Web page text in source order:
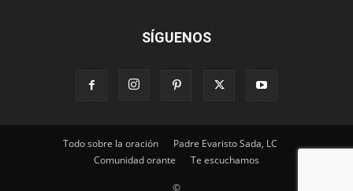
SÍGUENOS
Todo sobre la oración
Padre Evaristo Sada, LC
Comunidad orante
Te escuchamos
©